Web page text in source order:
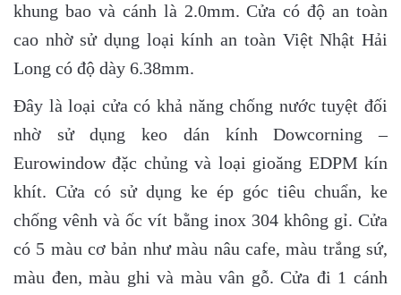
khung bao và cánh là 2.0mm. Cửa có độ an toàn
cao nhờ sử dụng loại kính an toàn Việt Nhật Hải
Long có độ dày 6.38mm.
Đây là loại cửa có khả năng chống nước tuyệt đối
nhờ sử dụng keo dán kính Dowcorning –
Eurowindow đặc chủng và loại gioăng EDPM kín
khít. Cửa có sử dụng ke ép góc tiêu chuẩn, ke
chống vênh và ốc vít bằng inox 304 không gỉ. Cửa
có 5 màu cơ bản như màu nâu cafe, màu trắng sứ,
màu đen, màu ghi và màu vân gỗ. Cửa đi 1 cánh